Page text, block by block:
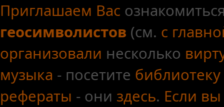
Приглашаем Вас
геосимволистов (см. с
организовали несколько
музыка - посетите
рефераты - они здесь. Если